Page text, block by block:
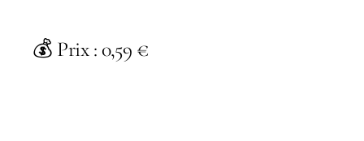
💰 Prix : 0,59 €